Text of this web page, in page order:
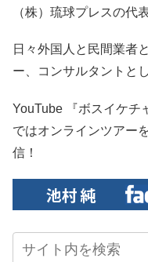
（株）琉球プレスの代表
日々外国人と民間業者
ー、コンサルタントと
YouTube 『ボスイケチ
ではオンラインツアー
信！